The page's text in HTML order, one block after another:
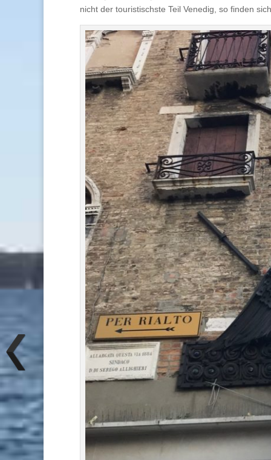
nicht der touristischste Teil Venedig, so finden